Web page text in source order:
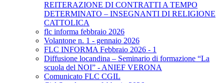
REITERAZIONE DI CONTRATTI A TEMPO
DETERMINATO – INSEGNANTI DI RELIGIONE
CATTOLICA
flc informa febbraio 2026
Volantone n. 1 - gennaio 2026
FLC INFORMA Febbraio 2026 - 1
Diffusione locandina – Seminario di formazione “La
scuola del NOI” - ANIEF VERONA
Comunicato FLC CGIL